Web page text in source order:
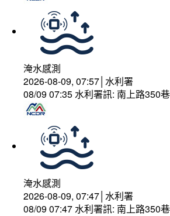
淹水感測
2026-08-09, 07:57│水利署
08/09 07:35 水利署訊: 南上路350
淹水感測
2026-08-09, 07:47│水利署
08/09 07:47 水利署訊: 南上路350